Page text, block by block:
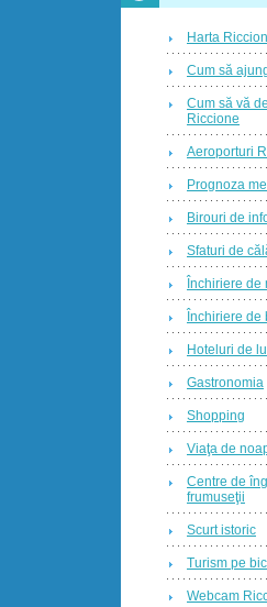
Harta
Cum să
Cum să vă
Riccione
Aeroporturi
Prognoza
Birouri de
Sfaturi de
Închiriere de
Închiriere de
Hoteluri de
Gastronomia
Shopping
Viaţa de
Centre de
frumuseţii
Scurt istoric
Turism pe
Webcam